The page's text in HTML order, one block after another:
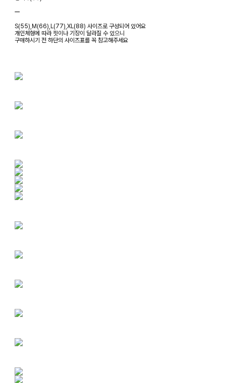
ㅡ
S(55),M(66),L(77),XL(88) 사이즈로 구성되어 있어요
개인체형에 따라 핏이나 기장이 달라질 수 있으니
구매하시기 전 하단의 사이즈표를 꼭 참고해주세요